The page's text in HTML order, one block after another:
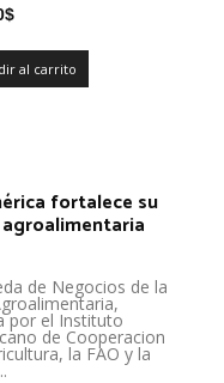
$
al carrito
fortalece su
de Negocios de la
por el Instituto
de Cooperacion
la FAO y la